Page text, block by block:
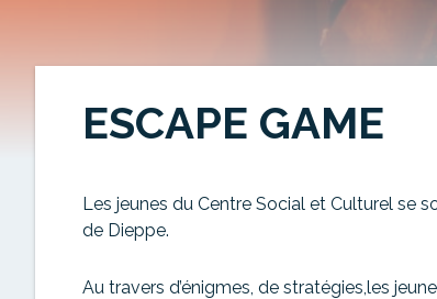
ESCAPE GAME
Les jeunes du Centre Social et Culturel se
de Dieppe.
Au travers d’énigmes, de stratégies,les